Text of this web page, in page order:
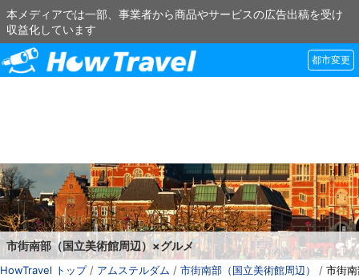
本メディアでは一部、事業者から商品やサービスの広告出稿を受け
収益化しています
都市変更
市街南部（国立美術館周辺）×グルメ
HowTravel トップ/ アムステルダム / 市街南部（国立美術館周辺） / 市街